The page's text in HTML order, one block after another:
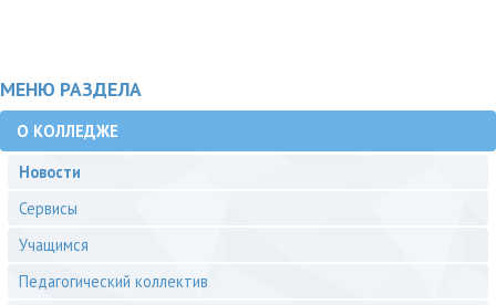
МЕНЮ РАЗДЕЛА
О КОЛЛЕДЖЕ
Новости
Сервисы
Учащимся
Педагогический коллектив